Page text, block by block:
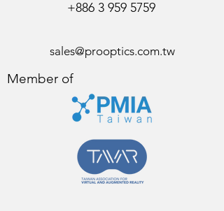
+886 3 959 5759
sales@prooptics.com.tw
Member of